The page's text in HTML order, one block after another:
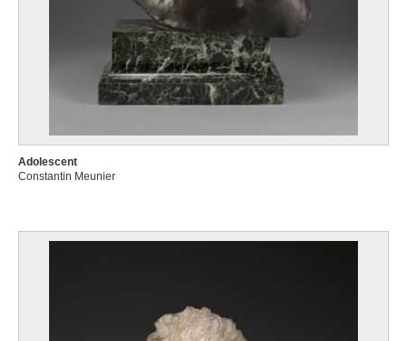
Adolescent
Constantin Meunier